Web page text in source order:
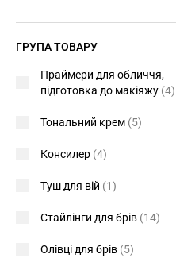
ГРУПА ТОВАРУ
Праймери для обличчя,
підготовка до макіяжу (4)
Тональний крем (5)
Консилер (4)
Туш для вій (1)
Стайлінги для брів (14)
Олівці для брів (5)